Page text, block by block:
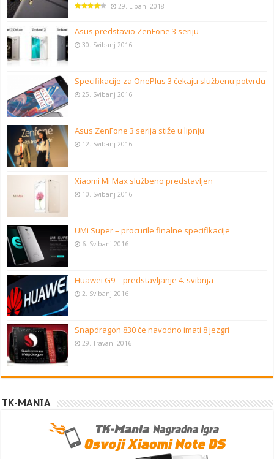
29. Lipanj 2018
Asus predstavio ZenFone 3 seriju
30. Svibanj 2016
Specifikacije za OnePlus 3 čekaju službenu potvrdu
25. Svibanj 2016
Asus ZenFone 3 serija stiže u lipnju
12. Svibanj 2016
Xiaomi Mi Max službeno predstavljen
10. Svibanj 2016
UMi Super – procurile finalne specifikacije
6. Svibanj 2016
Huawei G9 – predstavljanje 4. svibnja
2. Svibanj 2016
Snapdragon 830 će navodno imati 8 jezgri
29. Travanj 2016
TK-MANIA